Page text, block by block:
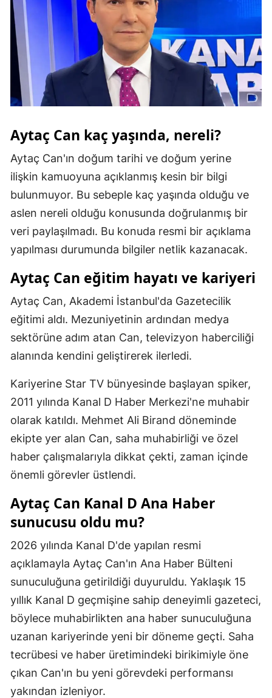
Malatya
Manisa
Kahramanmaraş
Mardin
Muş
Niğde
Ordu
Rize
Siirt
Sinop
Tekirdağ
Tokat
Trabzon
Tunceli
Uşak
Van
Yozgat
Zonguldak
Aksaray
Bayburt
Karaman
Aytaç Can kaç yaşında, nereli?
Aytaç Can'ın doğum tarihi ve doğum yerine
ilişkin kamuoyuna açıklanmış kesin bir bilgi
bulunmuyor. Bu sebeple kaç yaşında olduğu ve
aslen nereli olduğu konusunda doğrulanmış bir
veri paylaşılmadı. Bu konuda resmi bir açıklama
yapılması durumunda bilgiler netlik kazanacak.
Aytaç Can eğitim hayatı ve kariyeri
Aytaç Can, Akademi İstanbul'da Gazetecilik
eğitimi aldı. Mezuniyetinin ardından medya
sektörüne adım atan Can, televizyon haberciliği
alanında kendini geliştirerek ilerledi.
Kariyerine Star TV bünyesinde başlayan spiker,
2011 yılında Kanal D Haber Merkezi'ne muhabir
olarak katıldı. Mehmet Ali Birand döneminde
ekipte yer alan Can, saha muhabirliği ve özel
haber çalışmalarıyla dikkat çekti, zaman içinde
önemli görevler üstlendi.
Aytaç Can Kanal D Ana Haber
sunucusu oldu mu?
2026 yılında Kanal D'de yapılan resmi
açıklamayla Aytaç Can'ın Ana Haber Bülteni
sunuculuğuna getirildiği duyuruldu. Yaklaşık 15
yıllık Kanal D geçmişine sahip deneyimli gazeteci,
böylece muhabirlikten ana haber sunuculuğuna
uzanan kariyerinde yeni bir döneme geçti. Saha
tecrübesi ve haber üretimindeki birikimiyle öne
çıkan Can'ın bu yeni görevdeki performansı
yakından izleniyor.